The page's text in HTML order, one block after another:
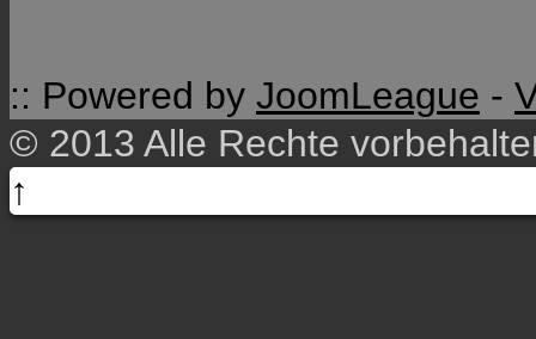
:: Powered by JoomLeague -
© 2013 Alle Rechte
↑